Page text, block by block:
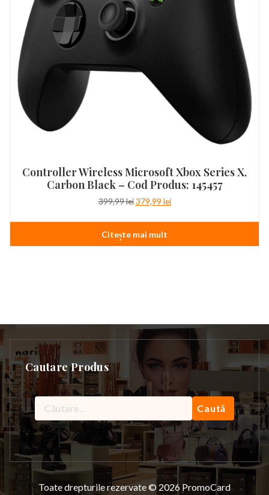
Controller Wireless Microsoft Xbox Series X,
Carbon Black – Cod Produs: 145457
399,99lei Prețul
a
fost:
399,99 lei.
379,99 leiPrețul
este:
Citește mai mult
Cautare Produs
Caută
după:
Toate drepturile rezervate © 2026 PromoCard